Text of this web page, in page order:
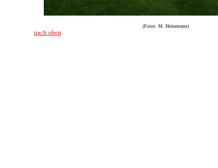
(Fotos: M. Heinemann)
nach oben